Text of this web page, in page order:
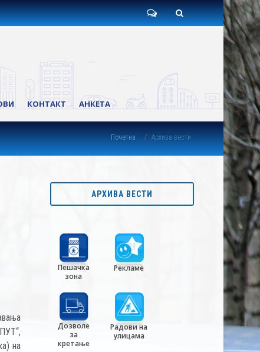
КОНТАКТ АНКЕТА
Почетна Архива вести
на
АРХИВА ВЕСТИ
Пешачка
зона
Рекламе
Дозволе
за
кретање
Радови на
улицама